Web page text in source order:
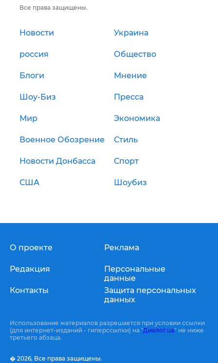
Все права защищены.
Новости Украина
россия Общество
Блоги Мнение
Шоу-Биз Пресса
Мир Экономика
Военное Обозрение Стиль
Новости Донбасса Спорт
США Шоубиз
О проекте
Редакция
Контакты
Реклама
Персональные
данные
Защита персональных
данных
Использование материалов разрешается при условии ссылки
(для интернет-изданий - гиперссылки) на "Диалог.ua" не ниже
третьего абзаца.
� 2026, Все права защищены.